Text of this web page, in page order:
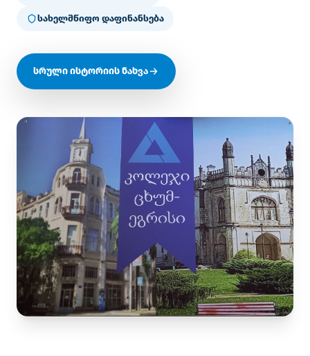
სახელმწიფო დაფინანსება
სრული ისტორიის ნახვა